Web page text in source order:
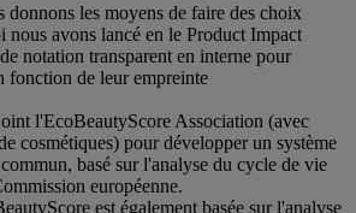
donnons les moyens de faire des choix
nous avons lancé en le Product Impact
notation transparent en interne pour
fonction de leur empreinte
l'EcoBeautyScore Association (avec
cosmétiques) pour développer un système
basé sur l'analyse du cycle de vie
européenne.
est également basée sur l'analyse